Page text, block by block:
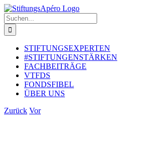
Zum
Inhalt
springen
Suche
nach:
STIFTUNGSEXPERTEN
#STIFTUNGENSTÄRKEN
FACHBEITRÄGE
VTFDS
FONDSFIBEL
ÜBER UNS
Zurück Vor